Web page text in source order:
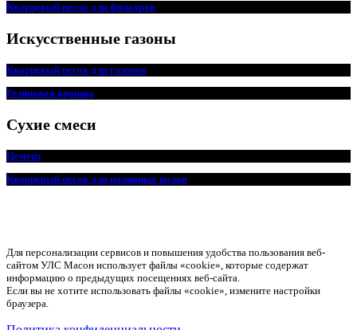
Кварцевый песок для фильтров
Искусственные газоны
Кварцевый песок для газонов
Резиновая крошка
Сухие смеси
Цемент
Кварцевый песок для наливных полов
Для персонализации сервисов и повышения удобства пользования веб-
сайтом УЛС Масон использует файлы «cookie», которые содержат
информацию о предыдущих посещениях веб-сайта.
Если вы не хотите использовать файлы «cookie», измените настройки
браузера.